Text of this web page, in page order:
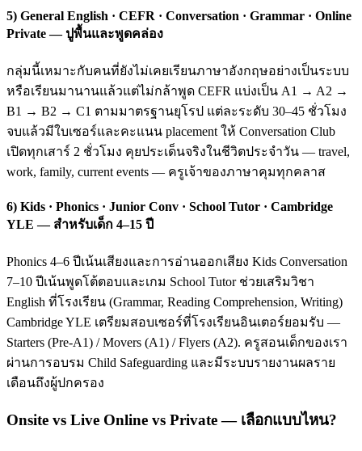
5) General English · CEFR · Conversation · Grammar · Online
Private — ปูพื้นและพูดคล่อง
กลุ่มนี้เหมาะกับคนที่ยังไม่เคยเรียนภาษาอังกฤษอย่างเป็นระบบ
หรือเรียนมานานแล้วแต่ไม่กล้าพูด CEFR แบ่งเป็น A1 → A2 →
B1 → B2 → C1 ตามมาตรฐานยุโรป แต่ละระดับ 30–45 ชั่วโมง
จบแล้วมีใบเซอร์และคะแนน placement ให้ Conversation Club
เปิดทุกเสาร์ 2 ชั่วโมง คุยประเด็นจริงในชีวิตประจำวัน — travel,
work, family, current events — ครูเจ้าของภาษาคุมทุกคลาส
6) Kids · Phonics · Junior Conv · School Tutor · Cambridge
YLE — สำหรับเด็ก 4–15 ปี
Phonics 4–6 ปีเน้นเสียงและการอ่านออกเสียง Kids Conversation
7–10 ปีเน้นพูดโต้ตอบและเกม School Tutor ช่วยเสริมวิชา
English ที่โรงเรียน (Grammar, Reading Comprehension, Writing)
Cambridge YLE เตรียมสอบเซอร์ที่โรงเรียนอินเตอร์ยอมรับ —
Starters (Pre-A1) / Movers (A1) / Flyers (A2). ครูสอนเด็กของเรา
ผ่านการอบรม Child Safeguarding และมีระบบรายงานผลราย
เดือนถึงผู้ปกครอง
Onsite vs Live Online vs Private — เลือกแบบไหน?